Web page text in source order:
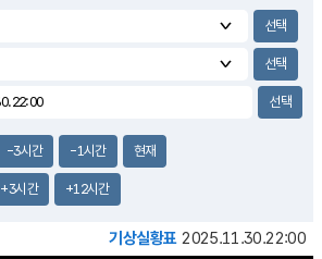
1.3m/s
-3시간 -1시간 현재
+3시간 +12시간
기상실황표 2025.11.30.22:00